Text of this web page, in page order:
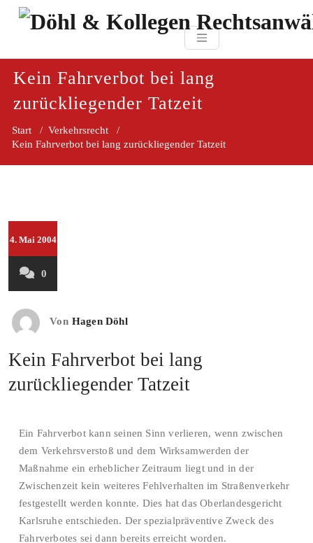
Zum
Döhl & Kollegen
Kein Fahrverbot bei lang
zurückliegender Tatzeit
Start / Verkehrsrecht /
Kein Fahrverbot bei lang zurückliegender Tatzeit
4. Mai 2004
0
Von Hagen Döhl
Kein Fahrverbot bei lang
zurückliegender Tatzeit
Ein Fahrverbot kann seinen Sinn verlieren, wenn zwischen
dem Verkehrsverstoß und dem Wirksamwerden der
Maßnahme ein erheblicher Zeitraum liegt und in der
Zwischenzeit kein weiteres Fehlverhalten im Straßenverkehr
festgestellt werden konnte. Dies hat das Oberlandesgericht
Karlsruhe entschieden. Der spezialpräventive Zweck des
Fahrverbotes sei dann bereits erreicht worden.